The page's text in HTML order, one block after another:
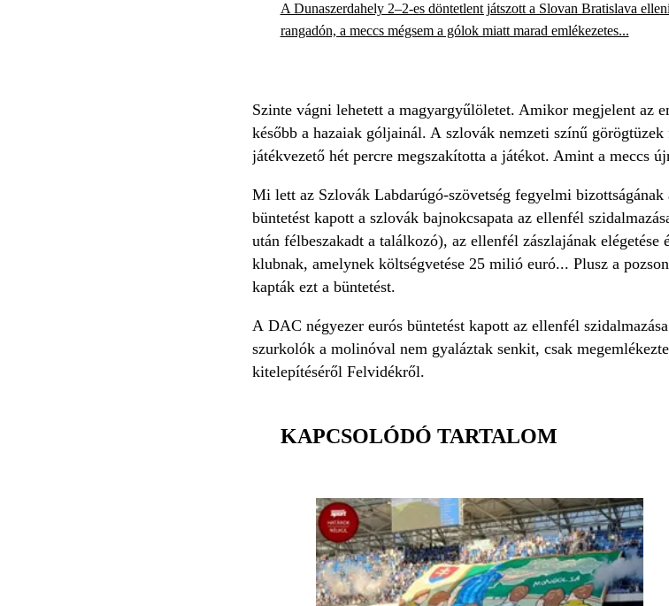
A Dunaszerdahely 2–2-es döntetlent játszott a Slovan Bratislava elleni
rangadón, a meccs mégsem a gólok miatt marad emlékezetes...
Szinte vágni lehetett a magyargyűlöletet. Amikor megjelent az
később a hazaiak góljainál. A szlovák nemzeti színű
játékvezető hét percre megszakította a játékot. Amint a meccs
Mi lett az Szlovák Labdarúgó-szövetség fegyelmi
büntetést kapott a szlovák bajnokcsapata az ellenfél
után félbeszakadt a találkozó), az ellenfél zászlajának
klubnak, amelynek költségvetése 25 milió euró... Plusz a
kapták ezt a büntetést.
A DAC négyezer eurós büntetést kapott az ellenfél
szurkolók a molinóval nem gyaláztak senkit, csak
kitelepítéséről Felvidékről.
KAPCSOLÓDÓ TARTALOM